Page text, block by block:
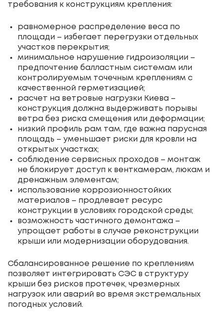
требования к конструкциям крепления:
равномерное распределение веса по
площади – избегает перегрузки отдельных
участков перекрытия;
минимальное нарушение гидроизоляции –
предпочтение балластным системам или
контролируемым точечным креплениям с
качественной герметизацией;
расчет на ветровые нагрузки Киева –
конструкция должна выдерживать порывы
ветра без риска смещения или деформации;
низкий профиль рам там, где важна парусная
площадь – уменьшает риски для кровли на
открытых участках;
соблюдение сервисных проходов – монтаж
не блокирует доступ к венткамерам, люкам и
дренажным элементам;
использование коррозионностойких
материалов – продлевает ресурс
конструкции в условиях городской среды;
возможность частичного демонтажа –
упрощает работы в случае реконструкции
крыши или модернизации оборудования.
Сбалансированное решение по креплениям
позволяет интегрировать СЭС в структуру
крыши без рисков протечек, чрезмерных
нагрузок или аварий во время экстремальных
погодных условий.